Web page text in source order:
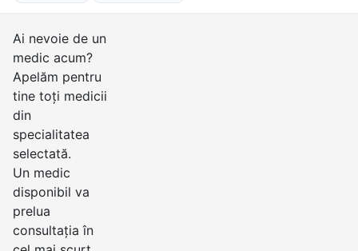
Ai nevoie de un
medic acum?
Apelăm pentru
tine toți medicii
din
specialitatea
selectată.
Un medic
disponibil va
prelua
consultația în